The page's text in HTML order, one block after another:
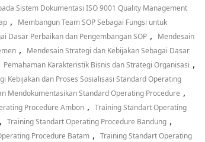
Sistem Dokumentasi ISO 9001 Quality Management
,
Membangun Team SOP Sebagai Fungsi untuk
Dasar Perbaikan dan Pengembangan SOP ,
Mendesain
,
Mendesain Strategi dan Kebijakan Sebagai Dasar
Pemahaman Karakteristik Bisnis dan Strategi Organisasi ,
Kebijakan dan Proses Sosialisasi Standard Operating
Mendokumentasikan Standard Operating Procedure ,
Procedure Ambon , Training Standart Operating
, Training Standart Operating Procedure Bandung ,
Procedure Batam , Training Standart Operating